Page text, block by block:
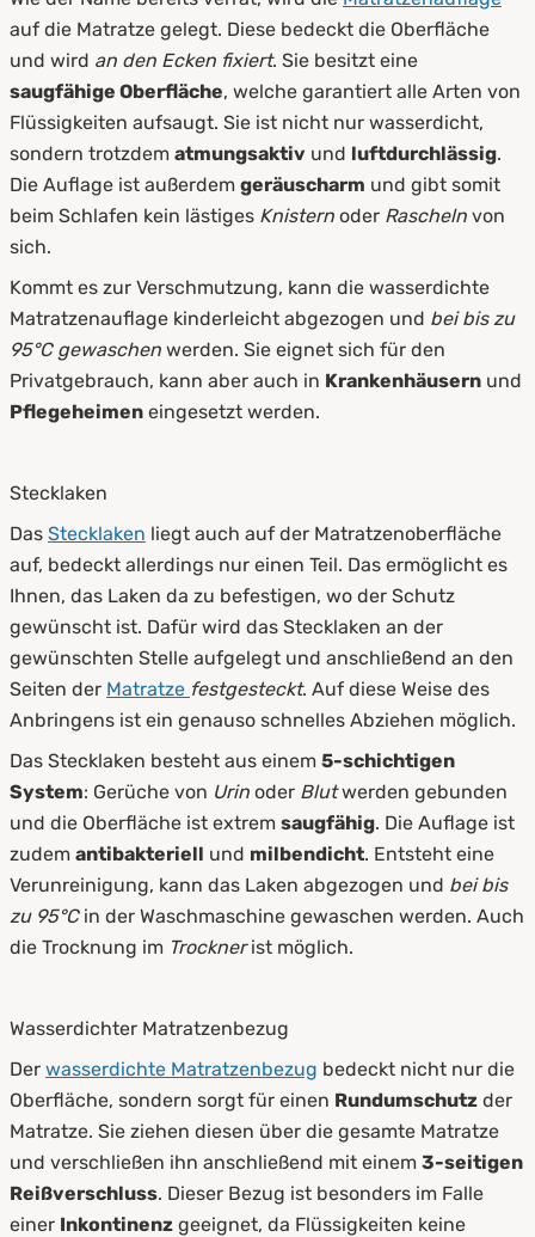
auf die Matratze gelegt. Diese bedeckt die Oberfläche
und wird an den Ecken fixiert. Sie besitzt eine
saugfähige Oberfläche, welche garantiert alle Arten von
Flüssigkeiten aufsaugt. Sie ist nicht nur wasserdicht,
sondern trotzdem atmungsaktiv und luftdurchlässig.
Die Auflage ist außerdem geräuscharm und gibt somit
beim Schlafen kein lästiges Knistern oder Rascheln von
sich.
Kommt es zur Verschmutzung, kann die wasserdichte
Matratzenauflage kinderleicht abgezogen und bei bis zu
95°C gewaschen werden. Sie eignet sich für den
Privatgebrauch, kann aber auch in Krankenhäusern und
Pflegeheimen eingesetzt werden.
Stecklaken
Das Stecklaken liegt auch auf der Matratzenoberfläche
auf, bedeckt allerdings nur einen Teil. Das ermöglicht es
Ihnen, das Laken da zu befestigen, wo der Schutz
gewünscht ist. Dafür wird das Stecklaken an der
gewünschten Stelle aufgelegt und anschließend an den
Seiten der Matratze festgesteckt. Auf diese Weise des
Anbringens ist ein genauso schnelles Abziehen möglich.
Das Stecklaken besteht aus einem 5-schichtigen
System: Gerüche von Urin oder Blutwerden gebunden
und die Oberfläche ist extrem saugfähig. Die Auflage ist
zudem antibakteriell und milbendicht. Entsteht eine
Verunreinigung, kann das Laken abgezogen und bei bis
zu 95°Cin der Waschmaschine gewaschen werden. Auch
die Trocknung im Trocknerist möglich.
Wasserdichter Matratzenbezug
Der wasserdichte Matratzenbezug bedeckt nicht nur die
Oberfläche, sondern sorgt für einen Rundumschutz der
Matratze. Sie ziehen diesen über die gesamte Matratze
und verschließen ihn anschließend mit einem 3-seitigen
Reißverschluss. Dieser Bezug ist besonders im Falle
einer Inkontinenz geeignet, da Flüssigkeiten keine